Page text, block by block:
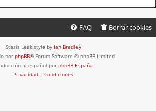
Borrar cookies
FAQ
Stasis Leak style by Ian Bradley
por phpBB® Forum Software © phpBB Limited
al español por phpBB España
Privacidad | Condiciones